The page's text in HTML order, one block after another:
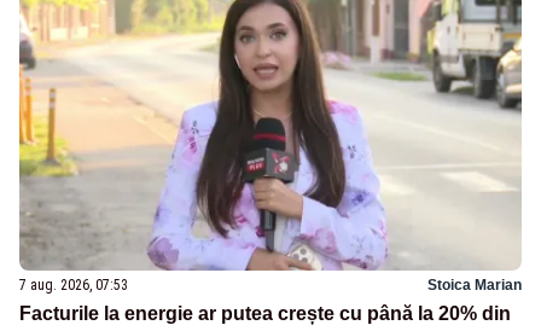
7 aug. 2026, 07:53 Stoica Marian
Facturile la energie ar putea crește cu până la 20% din